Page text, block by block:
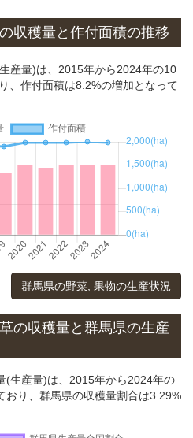
収穫量と作付面積の推移
産量)は、2015年から2024年の10
、作付面積は8.2%の増加となって
群馬県の野菜, 果物の生産状況
の収穫量と群馬県の生産
(生産量)は、2015年から2024年の
おり、群馬県の収穫量割合は3.29%